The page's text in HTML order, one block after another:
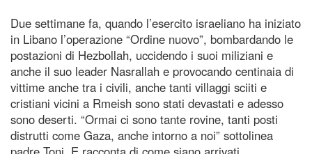
Due settimane fa, quando l’esercito israeliano ha iniziato
in Libano l’operazione “Ordine nuovo”, bombardando le
postazioni di Hezbollah, uccidendo i suoi miliziani e
anche il suo leader Nasrallah e provocando centinaia di
vittime anche tra i civili, anche tanti villaggi sciiti e
cristiani vicini a Rmeish sono stati devastati e adesso
sono deserti. “Ormai ci sono tante rovine, tanti posti
distrutti come Gaza, anche intorno a noi” sottolinea